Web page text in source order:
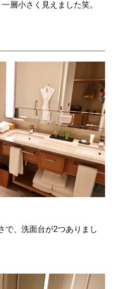
層小さく見えました笑。
で、洗面台が2つありまし